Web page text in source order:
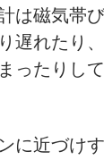
は磁気帯
遅れたり、
ったりして
に近づけ